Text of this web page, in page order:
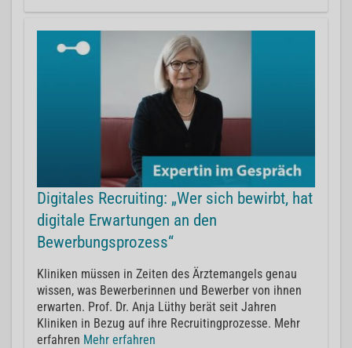
Digitales Recruiting: „Wer sich bewirbt, hat
digitale Erwartungen an den
Bewerbungsprozess“
Kliniken müssen in Zeiten des Ärztemangels genau
wissen, was Bewerberinnen und Bewerber von ihnen
erwarten. Prof. Dr. Anja Lüthy berät seit Jahren
Kliniken in Bezug auf ihre Recruitingprozesse. Mehr
erfahren Mehr erfahren